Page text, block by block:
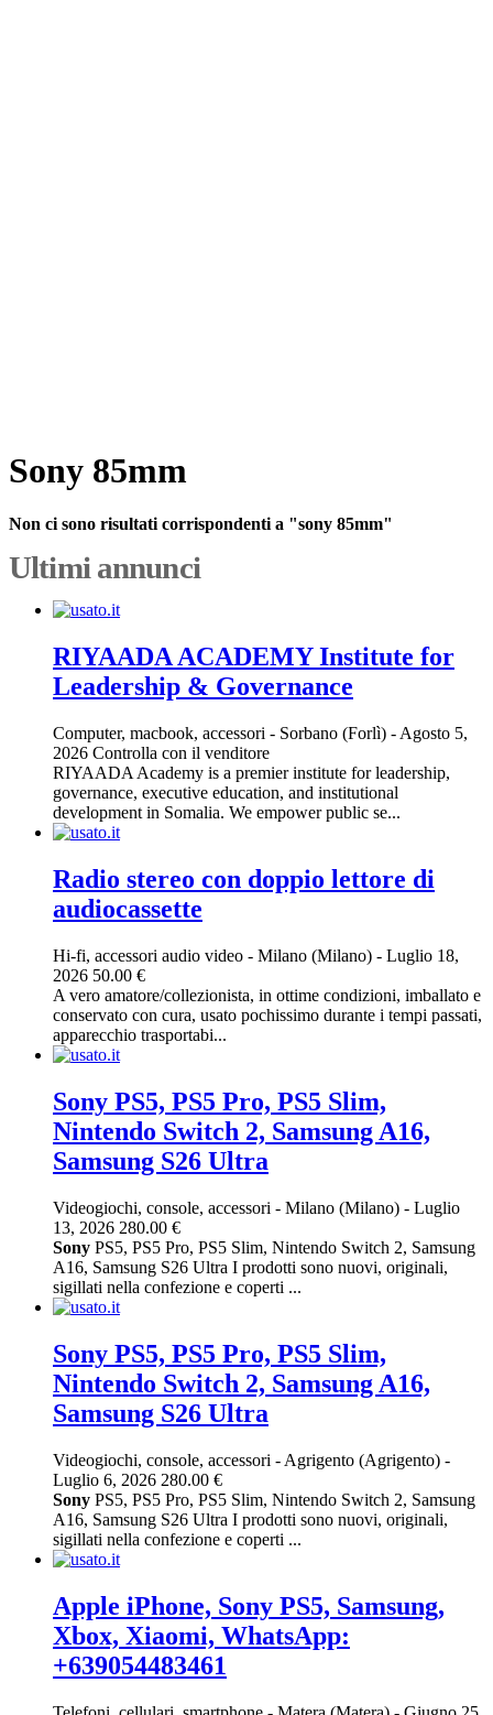
Sony 85mm
Non ci sono risultati corrispondenti a "sony 85mm"
Ultimi annunci
RIYAADA ACADEMY Institute for
Leadership & Governance
Computer, macbook, accessori - Sorbano (Forlì) - Agosto 5,
2026 Controlla con il venditore
RIYAADA Academy is a premier institute for leadership,
governance, executive education, and institutional
development in Somalia. We empower public se...
Radio stereo con doppio lettore di
audiocassette
Hi-fi, accessori audio video - Milano (Milano) - Luglio 18,
2026 50.00 €
A vero amatore/collezionista, in ottime condizioni, imballato e
conservato con cura, usato pochissimo durante i tempi passati,
apparecchio trasportabi...
Sony PS5, PS5 Pro, PS5 Slim,
Nintendo Switch 2, Samsung A16,
Samsung S26 Ultra
Videogiochi, console, accessori - Milano (Milano) - Luglio
13, 2026 280.00 €
Sony PS5, PS5 Pro, PS5 Slim, Nintendo Switch 2, Samsung
A16, Samsung S26 Ultra I prodotti sono nuovi, originali,
sigillati nella confezione e coperti ...
Sony PS5, PS5 Pro, PS5 Slim,
Nintendo Switch 2, Samsung A16,
Samsung S26 Ultra
Videogiochi, console, accessori - Agrigento (Agrigento) -
Luglio 6, 2026 280.00 €
Sony PS5, PS5 Pro, PS5 Slim, Nintendo Switch 2, Samsung
A16, Samsung S26 Ultra I prodotti sono nuovi, originali,
sigillati nella confezione e coperti ...
Apple iPhone, Sony PS5, Samsung,
Xbox, Xiaomi, WhatsApp:
+639054483461